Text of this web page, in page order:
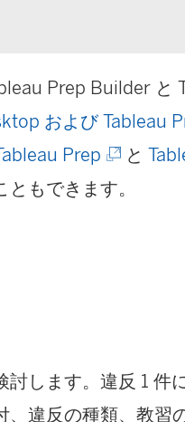
Prep Builder と
および Tableau
Prep (
新
ド
と
もできます。
します。違反 1 件
違反の種類、教習